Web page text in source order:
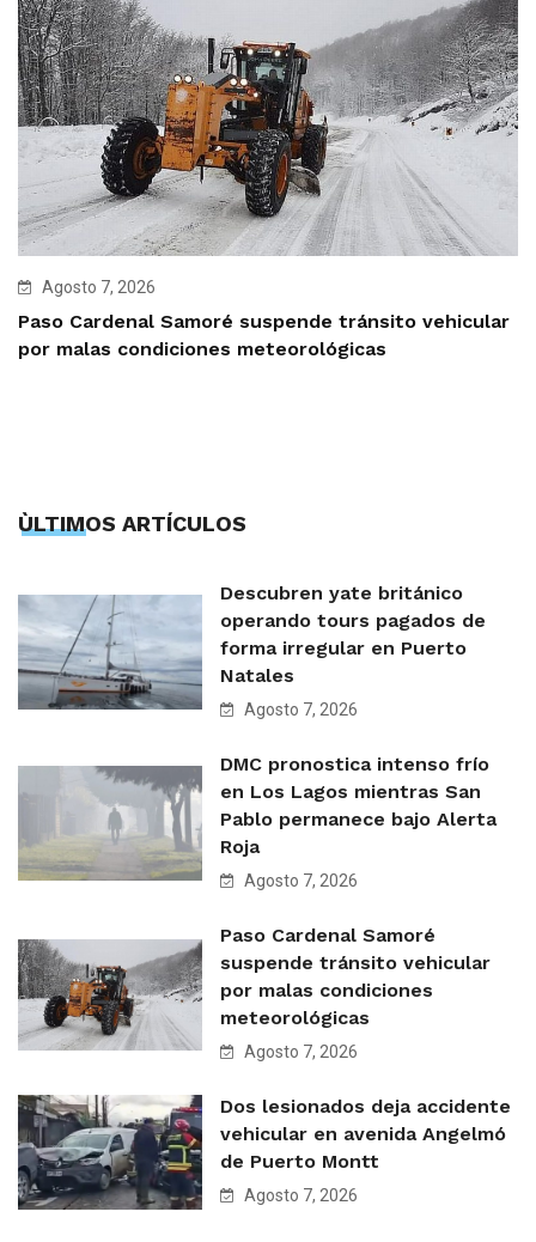
Agosto 7, 2026
Paso Cardenal Samoré suspende tránsito vehicular
por malas condiciones meteorológicas
ÙLTIMOS ARTÍCULOS
Descubren yate británico
operando tours pagados de
forma irregular en Puerto
Natales
Agosto 7, 2026
DMC pronostica intenso frío
en Los Lagos mientras San
Pablo permanece bajo Alerta
Roja
Agosto 7, 2026
Paso Cardenal Samoré
suspende tránsito vehicular
por malas condiciones
meteorológicas
Agosto 7, 2026
Dos lesionados deja accidente
vehicular en avenida Angelmó
de Puerto Montt
Agosto 7, 2026